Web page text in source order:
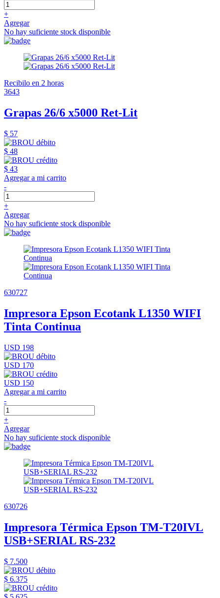
+
Agregar
No hay suficiente stock disponible
Recibilo en 2 horas
3643
Grapas 26/6 x5000 Ret-Lit
$ 57
$ 48
$ 43
Agregar a mi carrito
-
+
Agregar
No hay suficiente stock disponible
630727
Impresora Epson Ecotank L1350 WIFI
Tinta Continua
USD 198
USD 170
USD 150
Agregar a mi carrito
-
+
Agregar
No hay suficiente stock disponible
630726
Impresora Térmica Epson TM-T20IVL
USB+SERIAL RS-232
$ 7.500
$ 6.375